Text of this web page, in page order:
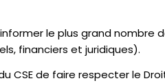
le plus grand nombre
financiers et juridiques).
CSE de faire respecter le